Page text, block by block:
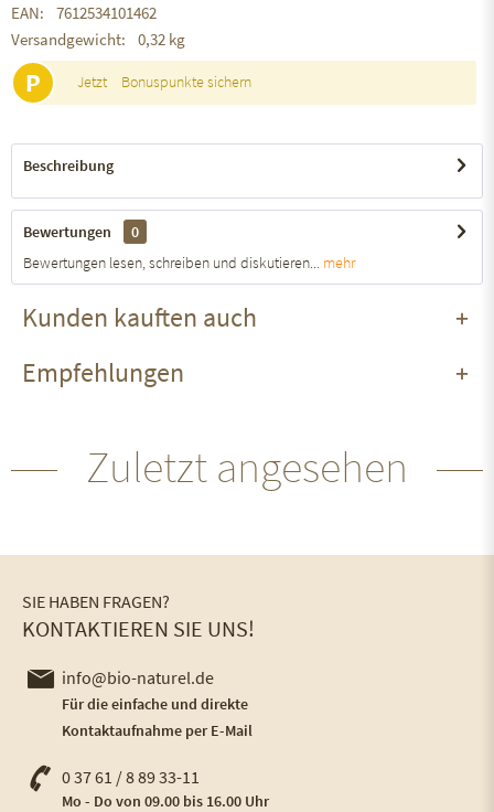
EAN:
7612534101462
Versandgewicht:
0,32 kg
P Jetzt Bonuspunkte sichern
Beschreibung
Bewertungen
0
Bewertungen lesen, schreiben und diskutieren...
mehr
Kunden kauften auch
Empfehlungen
Zuletzt angesehen
SIE HABEN FRAGEN?
KONTAKTIEREN SIE UNS!
info@bio-naturel.de
Für die einfache und direkte
Kontaktaufnahme per E-Mail
0 37 61 / 8 89 33-11
Mo - Do von 09.00 bis 16.00 Uhr